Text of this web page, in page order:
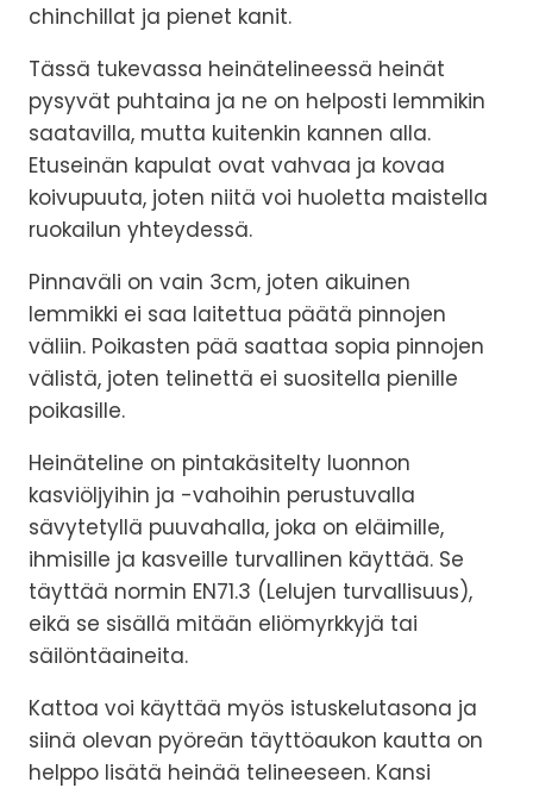
chinchillat ja pienet kanit.
Tässä tukevassa heinätelineessä heinät
pysyvät puhtaina ja ne on helposti lemmikin
saatavilla, mutta kuitenkin kannen alla.
Etuseinän kapulat ovat vahvaa ja kovaa
koivupuuta, joten niitä voi huoletta maistella
ruokailun yhteydessä.
Pinnaväli on vain 3cm, joten aikuinen
lemmikki ei saa laitettua päätä pinnojen
väliin. Poikasten pää saattaa sopia pinnojen
välistä, joten telinettä ei suositella pienille
poikasille.
Heinäteline on pintakäsitelty luonnon
kasviöljyihin ja -vahoihin perustuvalla
sävytetyllä puuvahalla, joka on eläimille,
ihmisille ja kasveille turvallinen käyttää. Se
täyttää normin EN71.3 (Lelujen turvallisuus),
eikä se sisällä mitään eliömyrkkyjä tai
säilöntäaineita.
Kattoa voi käyttää myös istuskelutasona ja
siinä olevan pyöreän täyttöaukon kautta on
helppo lisätä heinää telineeseen. Kansi